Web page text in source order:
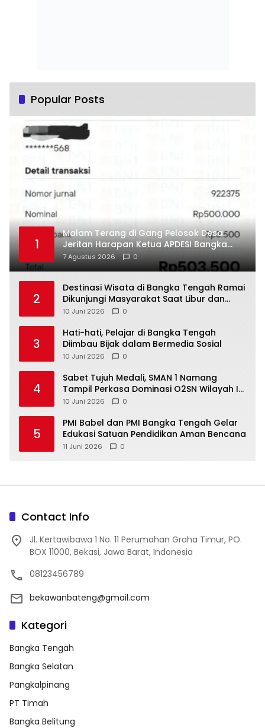
Popular Posts
1
Malam Terang di Gang Pelosok Desa:
Jeritan Harapan Ketua APDESI Bangka
Tengah untuk PLN Babel
7 Agustus 2026 0
2
‎Destinasi Wisata di Bangka Tengah Ramai
Dikunjungi Masyarakat Saat Libur dan
Akhir Pekan
10 Juni 2026 0
3
‎Hati-hati, Pelajar di Bangka Tengah
Diimbau Bijak dalam Bermedia Sosial
10 Juni 2026 0
4
‎Sabet Tujuh Medali, SMAN 1 Namang
Tampil Perkasa Dominasi O2SN Wilayah I
10 Juni 2026 0
5
‎PMI Babel dan PMI Bangka Tengah Gelar
Edukasi Satuan Pendidikan Aman Bencana
11 Juni 2026 0
Contact Info
Jl. Kertawibawa 1 No. 11 Perumahan Graha Timur, PO.
BOX 11000, Bekasi, Jawa Barat, Indonesia
08123456789
bekawanbateng@gmail.com
Kategori
Bangka Tengah
Bangka Selatan
Pangkalpinang
PT Timah
Bangka Belitung